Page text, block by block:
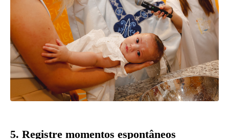
5. Registre momentos espontâneos